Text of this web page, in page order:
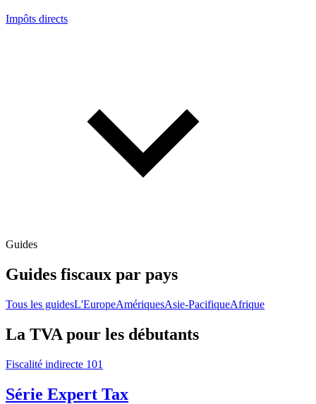
Impôts directs
Guides
Guides fiscaux par pays
Tous les guidesL'EuropeAmériquesAsie-PacifiqueAfrique
La TVA pour les débutants
Fiscalité indirecte 101
Série Expert Tax